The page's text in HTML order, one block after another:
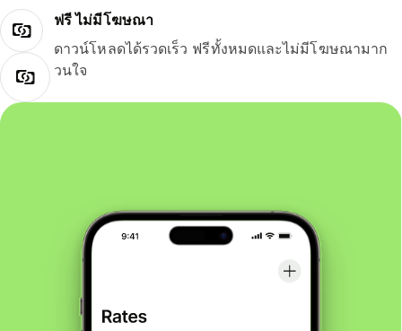
ฟรี ไม่มีโฆษณา
ดาวน์โหลดได้รวดเร็ว ฟรีทั้งหมดและไม่มีโฆษณามาก
วนใจ